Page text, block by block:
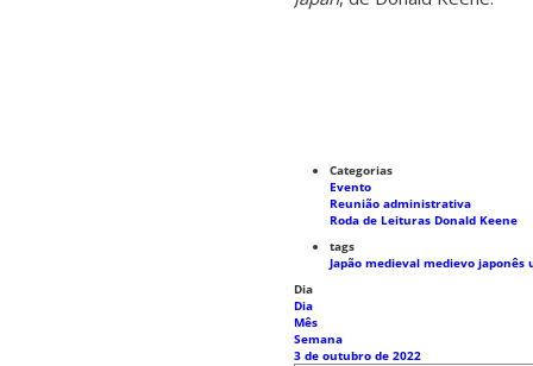
Categorias
Evento
Reunião administrativa
Roda de Leituras Donald Keene
tags
Japão medieval medievo japonês
Dia
Dia
Mês
Semana
3 de outubro de 2022